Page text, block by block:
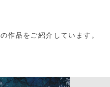
作品をご紹介しています。